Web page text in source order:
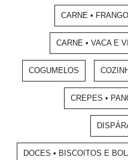
CARNE • FRANGO
CARNE • VACA E
COGUMELOS
CREPES •
DOCES • BISCOITOS E